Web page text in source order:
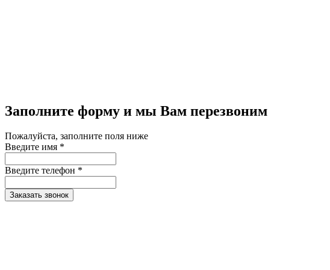
Заполните форму и мы Вам перезвоним
Пожалуйста, заполните поля ниже
Введите имя *
Введите телефон *